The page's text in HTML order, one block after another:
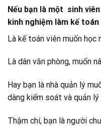
Nếu bạn là một sinh
kinh nghiệm làm kế
Là kế toán viên muốn học
Là dân văn phòng, muốn
Hay bạn là nhà quản lý
dàng kiểm soát và quản lý
Thậm chí, bạn là người